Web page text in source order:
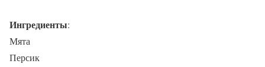
Ингредиенты:
Мята
Персик